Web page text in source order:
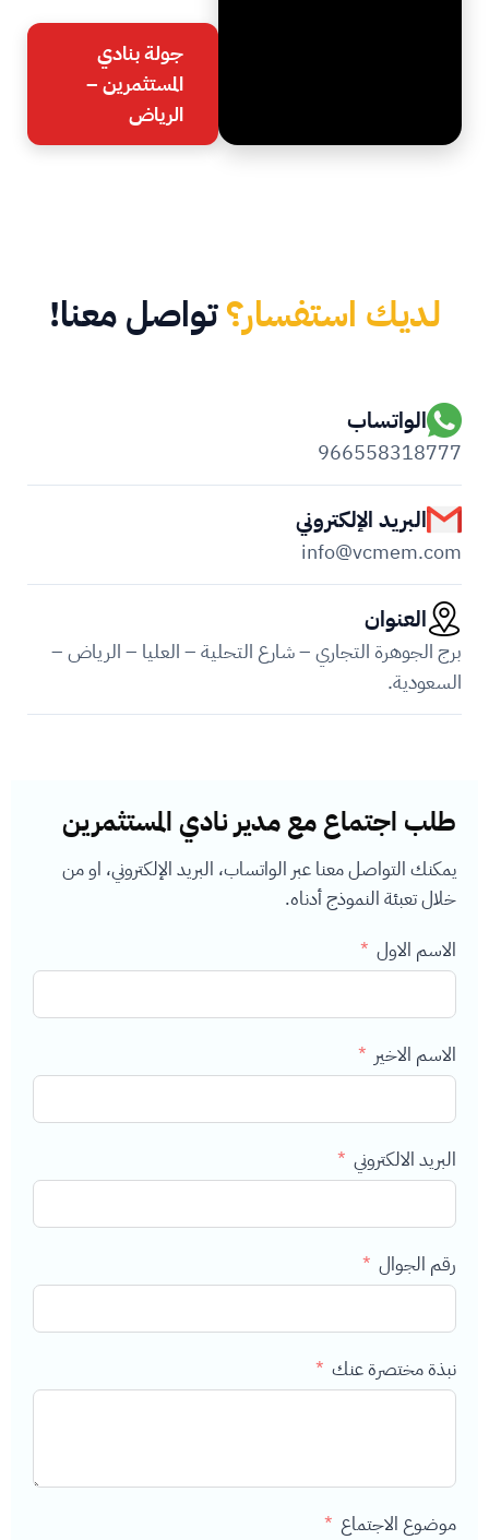
جولة بنادي
المستثمرين –
الرياض
لديك استفسار؟تواصل معنا!
الواتساب
966558318777
البريد الإلكتروني
info@vcmem.com
العنوان
برج الجوهرة التجاري – شارع التحلية – العليا – الرياض –
السعودية.
طلب اجتماع مع مدير نادي المستثمرين
يمكنك التواصل معنا عبر الواتساب، البريد الإلكتروني، او من
خلال تعبئة النموذج أدناه.
الاسم الاول
الاسم الاخير
البريد الالكتروني
رقم الجوال
نبذة مختصرة عنك
موضوع الاجتماع